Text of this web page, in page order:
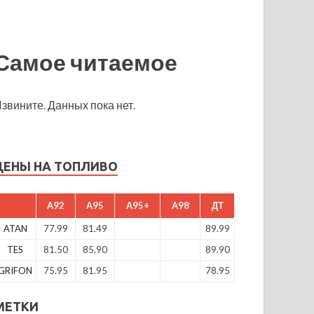
читаемое
Данных пока нет.
НА ТОПЛИВО
A92 A95 A95+ A98 ДТ
ATAN 77.99 81.49
89.99
TES
81.50 85.90
89.90
75.95 81.95 78.95